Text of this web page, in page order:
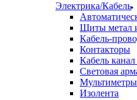
Электрика/Кабель
Щиты метал
Кабель-
Контакторы
Кабель
Световая
Изолента